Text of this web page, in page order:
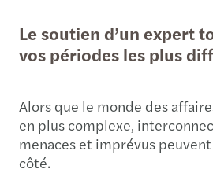
Le soutien d’un expert
vos périodes les plus
Alors que le monde des
en plus complexe,
menaces et imprévus
côté.